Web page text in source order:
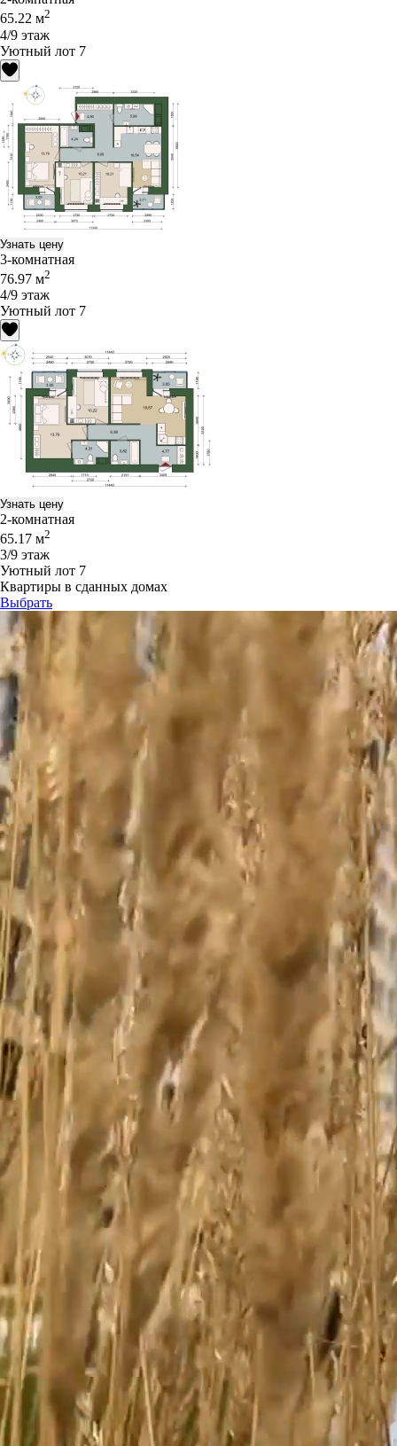
65.22 м2
4/9 этаж
Уютный лот 7
Узнать цену
3-комнатная
76.97 м2
4/9 этаж
Уютный лот 7
Узнать цену
2-комнатная
65.17 м2
3/9 этаж
Уютный лот 7
Квартиры в сданных домах
Выбрать